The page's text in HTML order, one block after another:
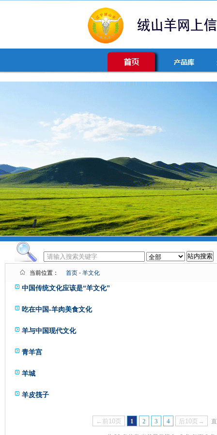
当前位置： 首页 - 羊文化
中国传统文化应该是“羊文化”
吃在中国-羊肉美食文化
羊与中国现代文化
青羊宫
羊城
羊皮筏子
←前10页 1 2 3 4 后10页→